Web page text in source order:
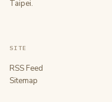
Taipei.
SITE
RSS Feed
Sitemap